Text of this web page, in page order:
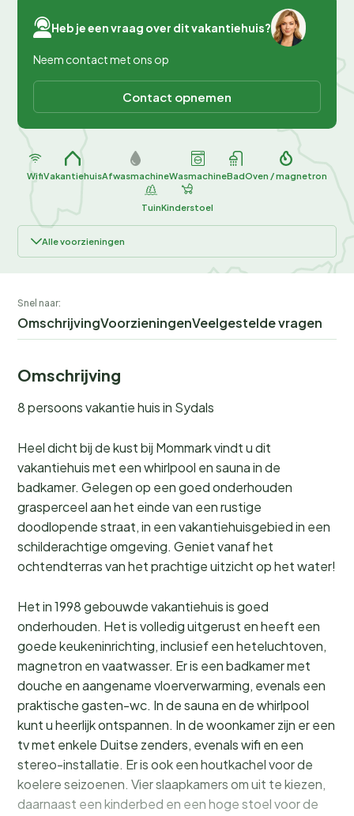
Heb je een vraag over dit vakantiehuis?
Neem contact met ons op
Contact opnemen
WifiVakantiehuisAfwasmachineWasmachineBadOven / magnetron
TuinKinderstoel
Alle voorzieningen
Snel naar:
OmschrijvingVoorzieningenVeelgestelde vragen
Omschrijving
8 persoons vakantie huis in Sydals
Heel dicht bij de kust bij Mommark vindt u dit
vakantiehuis met een whirlpool en sauna in de
badkamer. Gelegen op een goed onderhouden
grasperceel aan het einde van een rustige
doodlopende straat, in een vakantiehuisgebied in een
schilderachtige omgeving. Geniet vanaf het
ochtendterras van het prachtige uitzicht op het water!
Het in 1998 gebouwde vakantiehuis is goed
onderhouden. Het is volledig uitgerust en heeft een
goede keukeninrichting, inclusief een heteluchtoven,
magnetron en vaatwasser. Er is een badkamer met
douche en aangename vloerverwarming, evenals een
praktische gasten-wc. In de sauna en de whirlpool
kunt u heerlijk ontspannen. In de woonkamer zijn er een
tv met enkele Duitse zenders, evenals wifi en een
stereo-installatie. Er is ook een houtkachel voor de
koelere seizoenen. Vier slaapkamers om uit te kiezen,
daarnaast een kinderbed en een hoge stoel voor de